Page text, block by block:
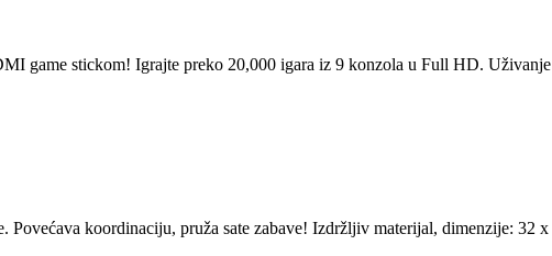
game stickom! Igrajte preko 20,000 igara iz 9 konzola u Full HD.
Povećava koordinaciju, pruža sate zabave! Izdržljiv materijal, dimenzije: 32